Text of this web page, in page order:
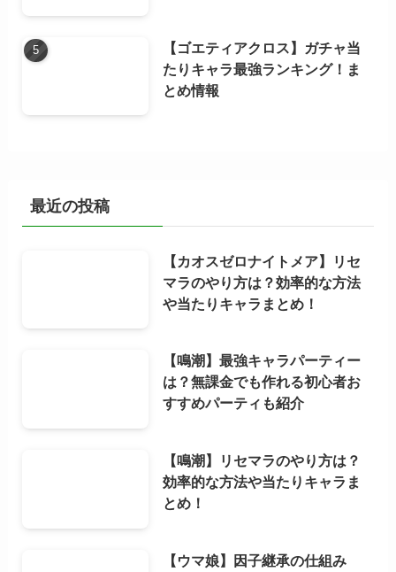
【ゴエティアクロス】ガチャ当
たりキャラ最強ランキング！ま
とめ情報
最近の投稿
【カオスゼロナイトメア】リセ
マラのやり方は？効率的な方法
や当たりキャラまとめ！
【鳴潮】最強キャラパーティー
は？無課金でも作れる初心者お
すすめパーティも紹介
【鳴潮】リセマラのやり方は？
効率的な方法や当たりキャラま
とめ！
【ウマ娘】因子継承の仕組み